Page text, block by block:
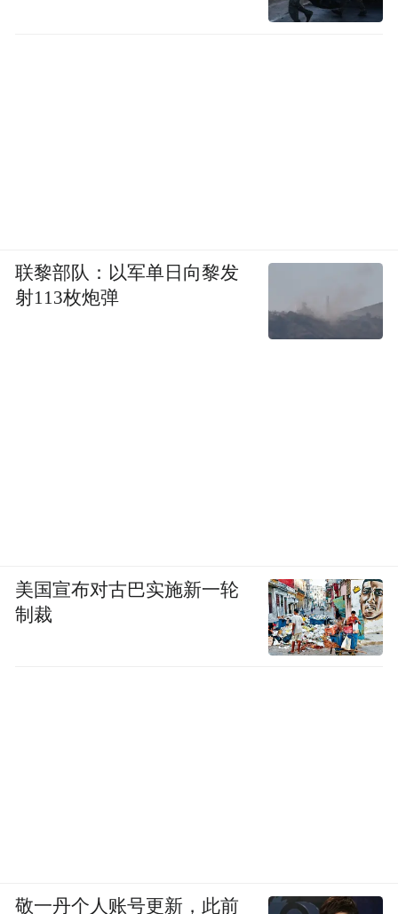
联黎部队：以军单日向黎发
射113枚炮弹
美国宣布对古巴实施新一轮
制裁
敬一丹个人账号更新，此前